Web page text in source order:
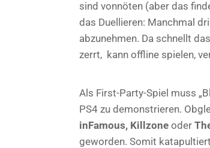
sind vonnöten (aber das
das Duellieren: Manchmal
abzunehmen. Da schnellt
zerrt, kann offline spielen,
Als First-Party-Spiel muss
PS4 zu demonstrieren.
inFamous, Killzone oder
geworden. Somit katapultiert